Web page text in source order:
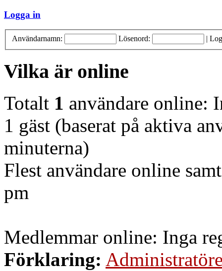
Logga in
Användarnamn: Lösenord: |
Vilka är online
Totalt 1 användare online:
1 gäst (baserat på aktiva
minuterna)
Flest användare online
pm
Medlemmar online: Inga
Förklaring: